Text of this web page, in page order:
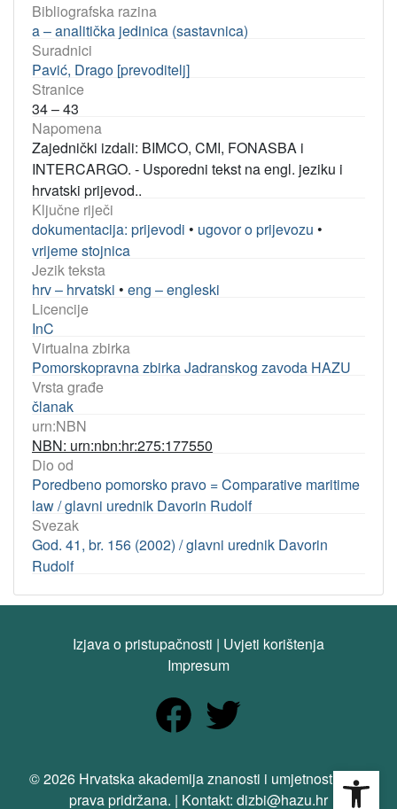
Bibliografska razina
a – analitička jedinica (sastavnica)
Suradnici
Pavić, Drago [prevoditelj]
Stranice
34 – 43
Napomena
Zajednički izdali: BIMCO, CMI, FONASBA i
INTERCARGO. - Usporedni tekst na engl. jeziku i
hrvatski prijevod..
Ključne riječi
dokumentacija: prijevodi • ugovor o prijevozu •
vrijeme stojnica
Jezik teksta
hrv – hrvatski • eng – engleski
Licencije
InC
Virtualna zbirka
Pomorskopravna zbirka Jadranskog zavoda HAZU
Vrsta građe
članak
urn:NBN
NBN: urn:nbn:hr:275:177550
Dio od
Poredbeno pomorsko pravo = Comparative maritime
law / glavni urednik Davorin Rudolf
Svezak
God. 41, br. 156 (2002) / glavni urednik Davorin
Rudolf
Izjava o pristupačnosti | Uvjeti korištenja
Impresum
© 2026 Hrvatska akademija znanosti i umjetnosti. Sva
prava pridržana. | Kontakt: dizbi@hazu.hr